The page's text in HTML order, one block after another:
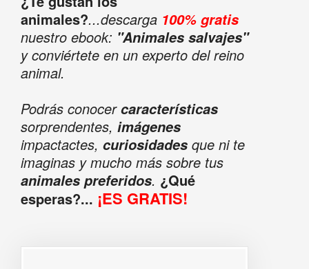
animales?...descarga 100% gratis
nuestro ebook: "Animales salvajes"
y conviértete en un experto del reino
animal.
Podrás conocercaracterísticas
sorprendentes, imágenes
impactactes, curiosidadesque ni te
imaginas y mucho más sobre tus
animales preferidos. ¿Qué
esperas?... ¡ES GRATIS!